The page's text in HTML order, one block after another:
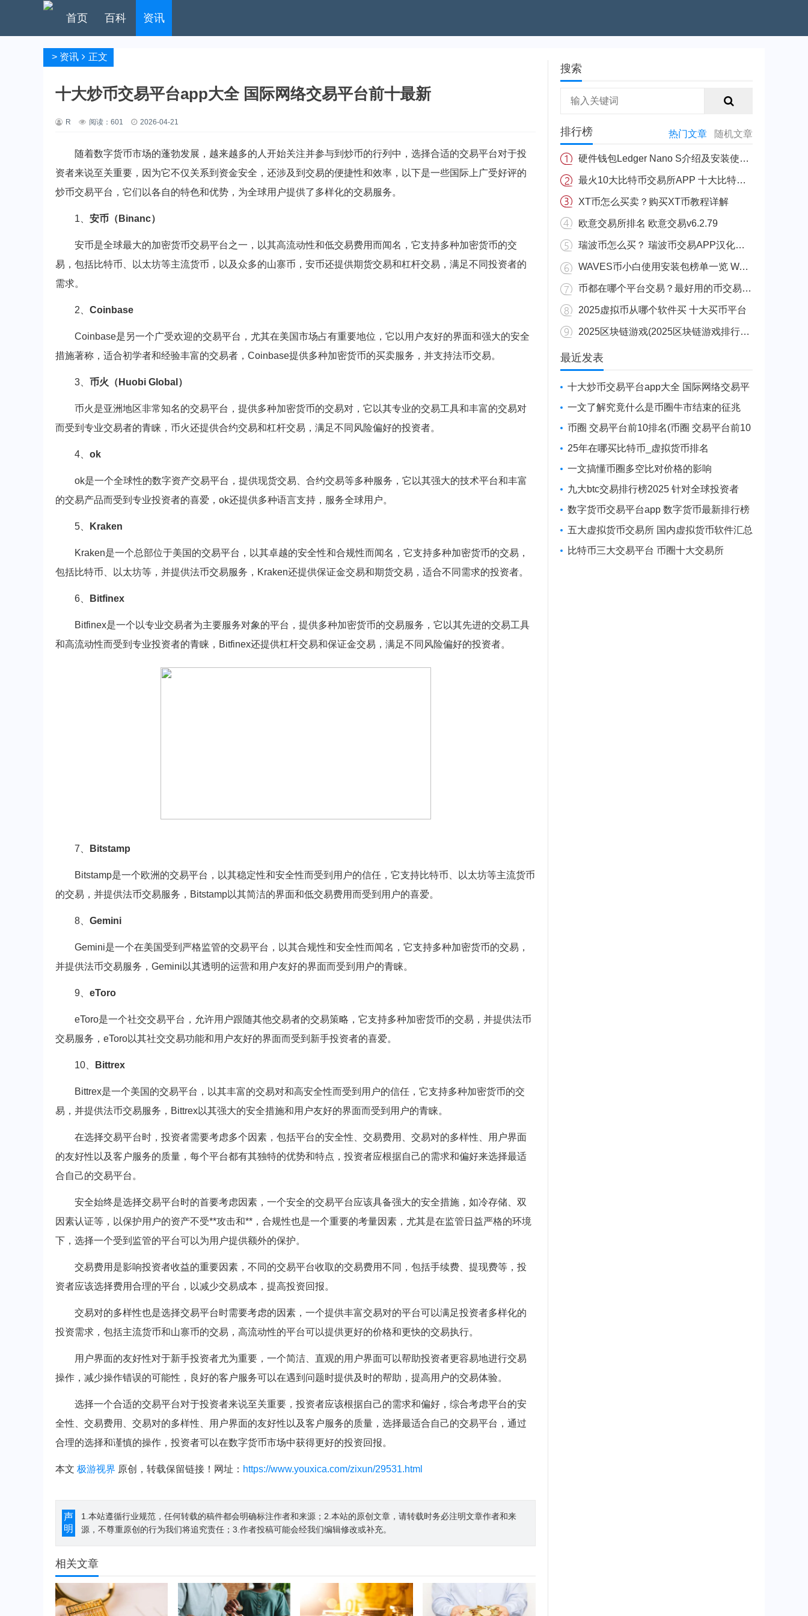
首页 百科 资讯
> 资讯 正文
十大炒币交易平台app大全 国际网络交易平台前十最新
R 阅读： 601 2026-04-21
随着数字货币市场的蓬勃发展，越来越多的人开始关注并参与到炒币的行列中，选择合适的交易平台对于投
资者来说至关重要，因为它不仅关系到资金安全，还涉及到交易的便捷性和效率，以下是一些国际上广受好评的
炒币交易平台，它们以各自的特色和优势，为全球用户提供了多样化的交易服务。
1、 安币（Binanc）
安币是全球最大的加密货币交易平台之一，以其高流动性和低交易费用而闻名，它支持多种加密货币的交
易，包括比特币、以太坊等主流货币，以及众多的山寨币，安币还提供期货交易和杠杆交易，满足不同投资者的
需求。
2、 Coinbase
Coinbase是另一个广受欢迎的交易平台，尤其在美国市场占有重要地位，它以用户友好的界面和强大的安全
措施著称，适合初学者和经验丰富的交易者，Coinbase提供多种加密货币的买卖服务，并支持法币交易。
3、 币火（Huobi Global）
币火是亚洲地区非常知名的交易平台，提供多种加密货币的交易对，它以其专业的交易工具和丰富的交易对
而受到专业交易者的青睐，币火还提供合约交易和杠杆交易，满足不同风险偏好的投资者。
4、 ok
ok是一个全球性的数字资产交易平台，提供现货交易、合约交易等多种服务，它以其强大的技术平台和丰富
的交易产品而受到专业投资者的喜爱，ok还提供多种语言支持，服务全球用户。
5、 Kraken
Kraken是一个总部位于美国的交易平台，以其卓越的安全性和合规性而闻名，它支持多种加密货币的交易，
包括比特币、以太坊等，并提供法币交易服务，Kraken还提供保证金交易和期货交易，适合不同需求的投资者。
6、 Bitfinex
Bitfinex是一个以专业交易者为主要服务对象的平台，提供多种加密货币的交易服务，它以其先进的交易工具
和高流动性而受到专业投资者的青睐，Bitfinex还提供杠杆交易和保证金交易，满足不同风险偏好的投资者。
7、 Bitstamp
Bitstamp是一个欧洲的交易平台，以其稳定性和安全性而受到用户的信任，它支持比特币、以太坊等主流货币
的交易，并提供法币交易服务，Bitstamp以其简洁的界面和低交易费用而受到用户的喜爱。
8、 Gemini
Gemini是一个在美国受到严格监管的交易平台，以其合规性和安全性而闻名，它支持多种加密货币的交易，
并提供法币交易服务，Gemini以其透明的运营和用户友好的界面而受到用户的青睐。
9、 eToro
eToro是一个社交交易平台，允许用户跟随其他交易者的交易策略，它支持多种加密货币的交易，并提供法币
交易服务，eToro以其社交交易功能和用户友好的界面而受到新手投资者的喜爱。
10、 Bittrex
Bittrex是一个美国的交易平台，以其丰富的交易对和高安全性而受到用户的信任，它支持多种加密货币的交
易，并提供法币交易服务，Bittrex以其强大的安全措施和用户友好的界面而受到用户的青睐。
在选择交易平台时，投资者需要考虑多个因素，包括平台的安全性、交易费用、交易对的多样性、用户界面
的友好性以及客户服务的质量，每个平台都有其独特的优势和特点，投资者应根据自己的需求和偏好来选择最适
合自己的交易平台。
安全始终是选择交易平台时的首要考虑因素，一个安全的交易平台应该具备强大的安全措施，如冷存储、双
因素认证等，以保护用户的资产不受**攻击和**，合规性也是一个重要的考量因素，尤其是在监管日益严格的环境
下，选择一个受到监管的平台可以为用户提供额外的保护。
交易费用是影响投资者收益的重要因素，不同的交易平台收取的交易费用不同，包括手续费、提现费等，投
资者应该选择费用合理的平台，以减少交易成本，提高投资回报。
交易对的多样性也是选择交易平台时需要考虑的因素，一个提供丰富交易对的平台可以满足投资者多样化的
投资需求，包括主流货币和山寨币的交易，高流动性的平台可以提供更好的价格和更快的交易执行。
用户界面的友好性对于新手投资者尤为重要，一个简洁、直观的用户界面可以帮助投资者更容易地进行交易
操作，减少操作错误的可能性，良好的客户服务可以在遇到问题时提供及时的帮助，提高用户的交易体验。
选择一个合适的交易平台对于投资者来说至关重要，投资者应该根据自己的需求和偏好，综合考虑平台的安
全性、交易费用、交易对的多样性、用户界面的友好性以及客户服务的质量，选择最适合自己的交易平台，通过
合理的选择和谨慎的操作，投资者可以在数字货币市场中获得更好的投资回报。
本文 极游视界 原创，转载保留链接！网址： https://www.youxica.com/zixun/29531.html
声
明
1.本站遵循行业规范，任何转载的稿件都会明确标注作者和来源；2.本站的原创文章，请转载时务必注明文章作者和来
源，不尊重原创的行为我们将追究责任；3.作者投稿可能会经我们编辑修改或补充。
相关文章
搜索
排行榜 热门文章 随机文章
硬件钱包Ledger Nano S介绍及安装使用教程
最火10大比特币交易所APP 十大比特币量化交易所排行
XT币怎么买卖？购买XT币教程详解
欧意交易所排名 欧意交易v6.2.79
瑞波币怎么买？ 瑞波币交易APP汉化版v3.5.8
WAVES币小白使用安装包榜单一览 WAVES安币装包免费正规十大盘点
币都在哪个平台交易？最好用的币交易软件
2025虚拟币从哪个软件买 十大买币平台
2025区块链游戏(2025区块链游戏排行榜最新)
最近发表
十大炒币交易平台app大全 国际网络交易平
台前十最新
一文了解究竟什么是币圈牛市结束的征兆
币圈 交易平台前10排名(币圈 交易平台前10
排名最新)
25年在哪买比特币_虚拟货币排名
一文搞懂币圈多空比对价格的影响
九大btc交易排行榜2025 针对全球投资者
数字货币交易平台app 数字货币最新排行榜
2025
五大虚拟货币交易所 国内虚拟货币软件汇总
比特币三大交易平台 币圈十大交易所